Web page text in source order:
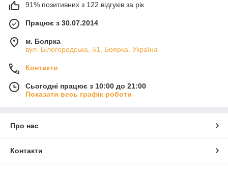
91% позитивних з 122 відгуків за рік
Працює з 30.07.2014
м. Боярка
вул. Білогородська, 51, Боярка, Україна
Контакти
Сьогодні працює з 10:00 до 21:00
Показати весь графік роботи
Про нас
Контакти